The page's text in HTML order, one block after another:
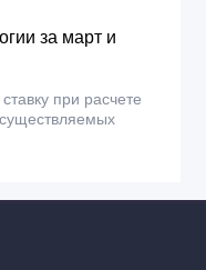
за март и
при расчете